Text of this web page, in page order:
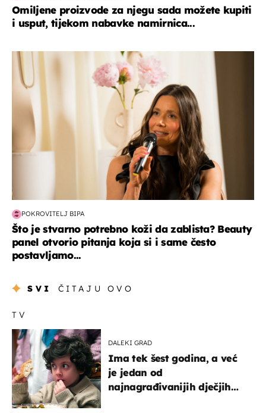
Omiljene proizvode za njegu sada možete kupiti
i usput, tijekom nabavke namirnica...
moda & ljepota
POKROVITELJ BIPA
Što je stvarno potrebno koži da zablista? Beauty
panel otvorio pitanja koja si i same često
postavljamo...
SVI ČITAJU OVO
TV
DALEKI GRAD
Ima tek šest godina, a već
je jedan od
najnagrađivanijih dječjih